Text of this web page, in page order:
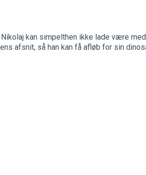
kan simpelthen ikke lade være
afsnit, så han kan få afløb for sin
kan dustøtte os på 10er og blive en
vushop. Der er enhønsetrøje! Send
at være dumme 🧠